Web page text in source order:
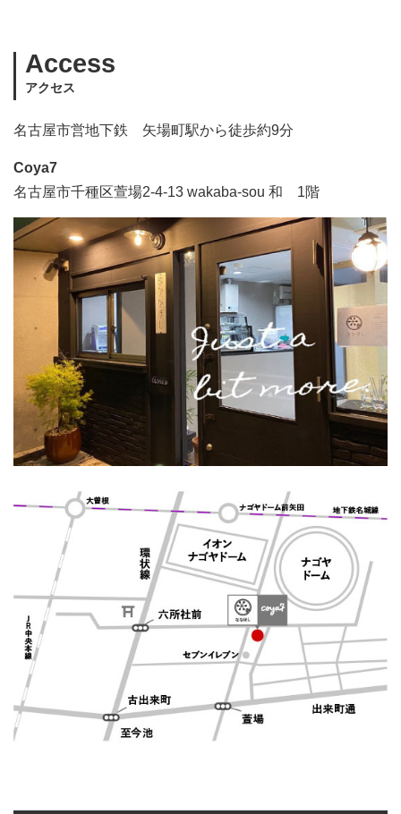
Access
アクセス
名古屋市営地下鉄 矢場町駅から徒歩約9分
Coya7
名古屋市千種区萱場2-4-13 wakaba-sou 和 1階